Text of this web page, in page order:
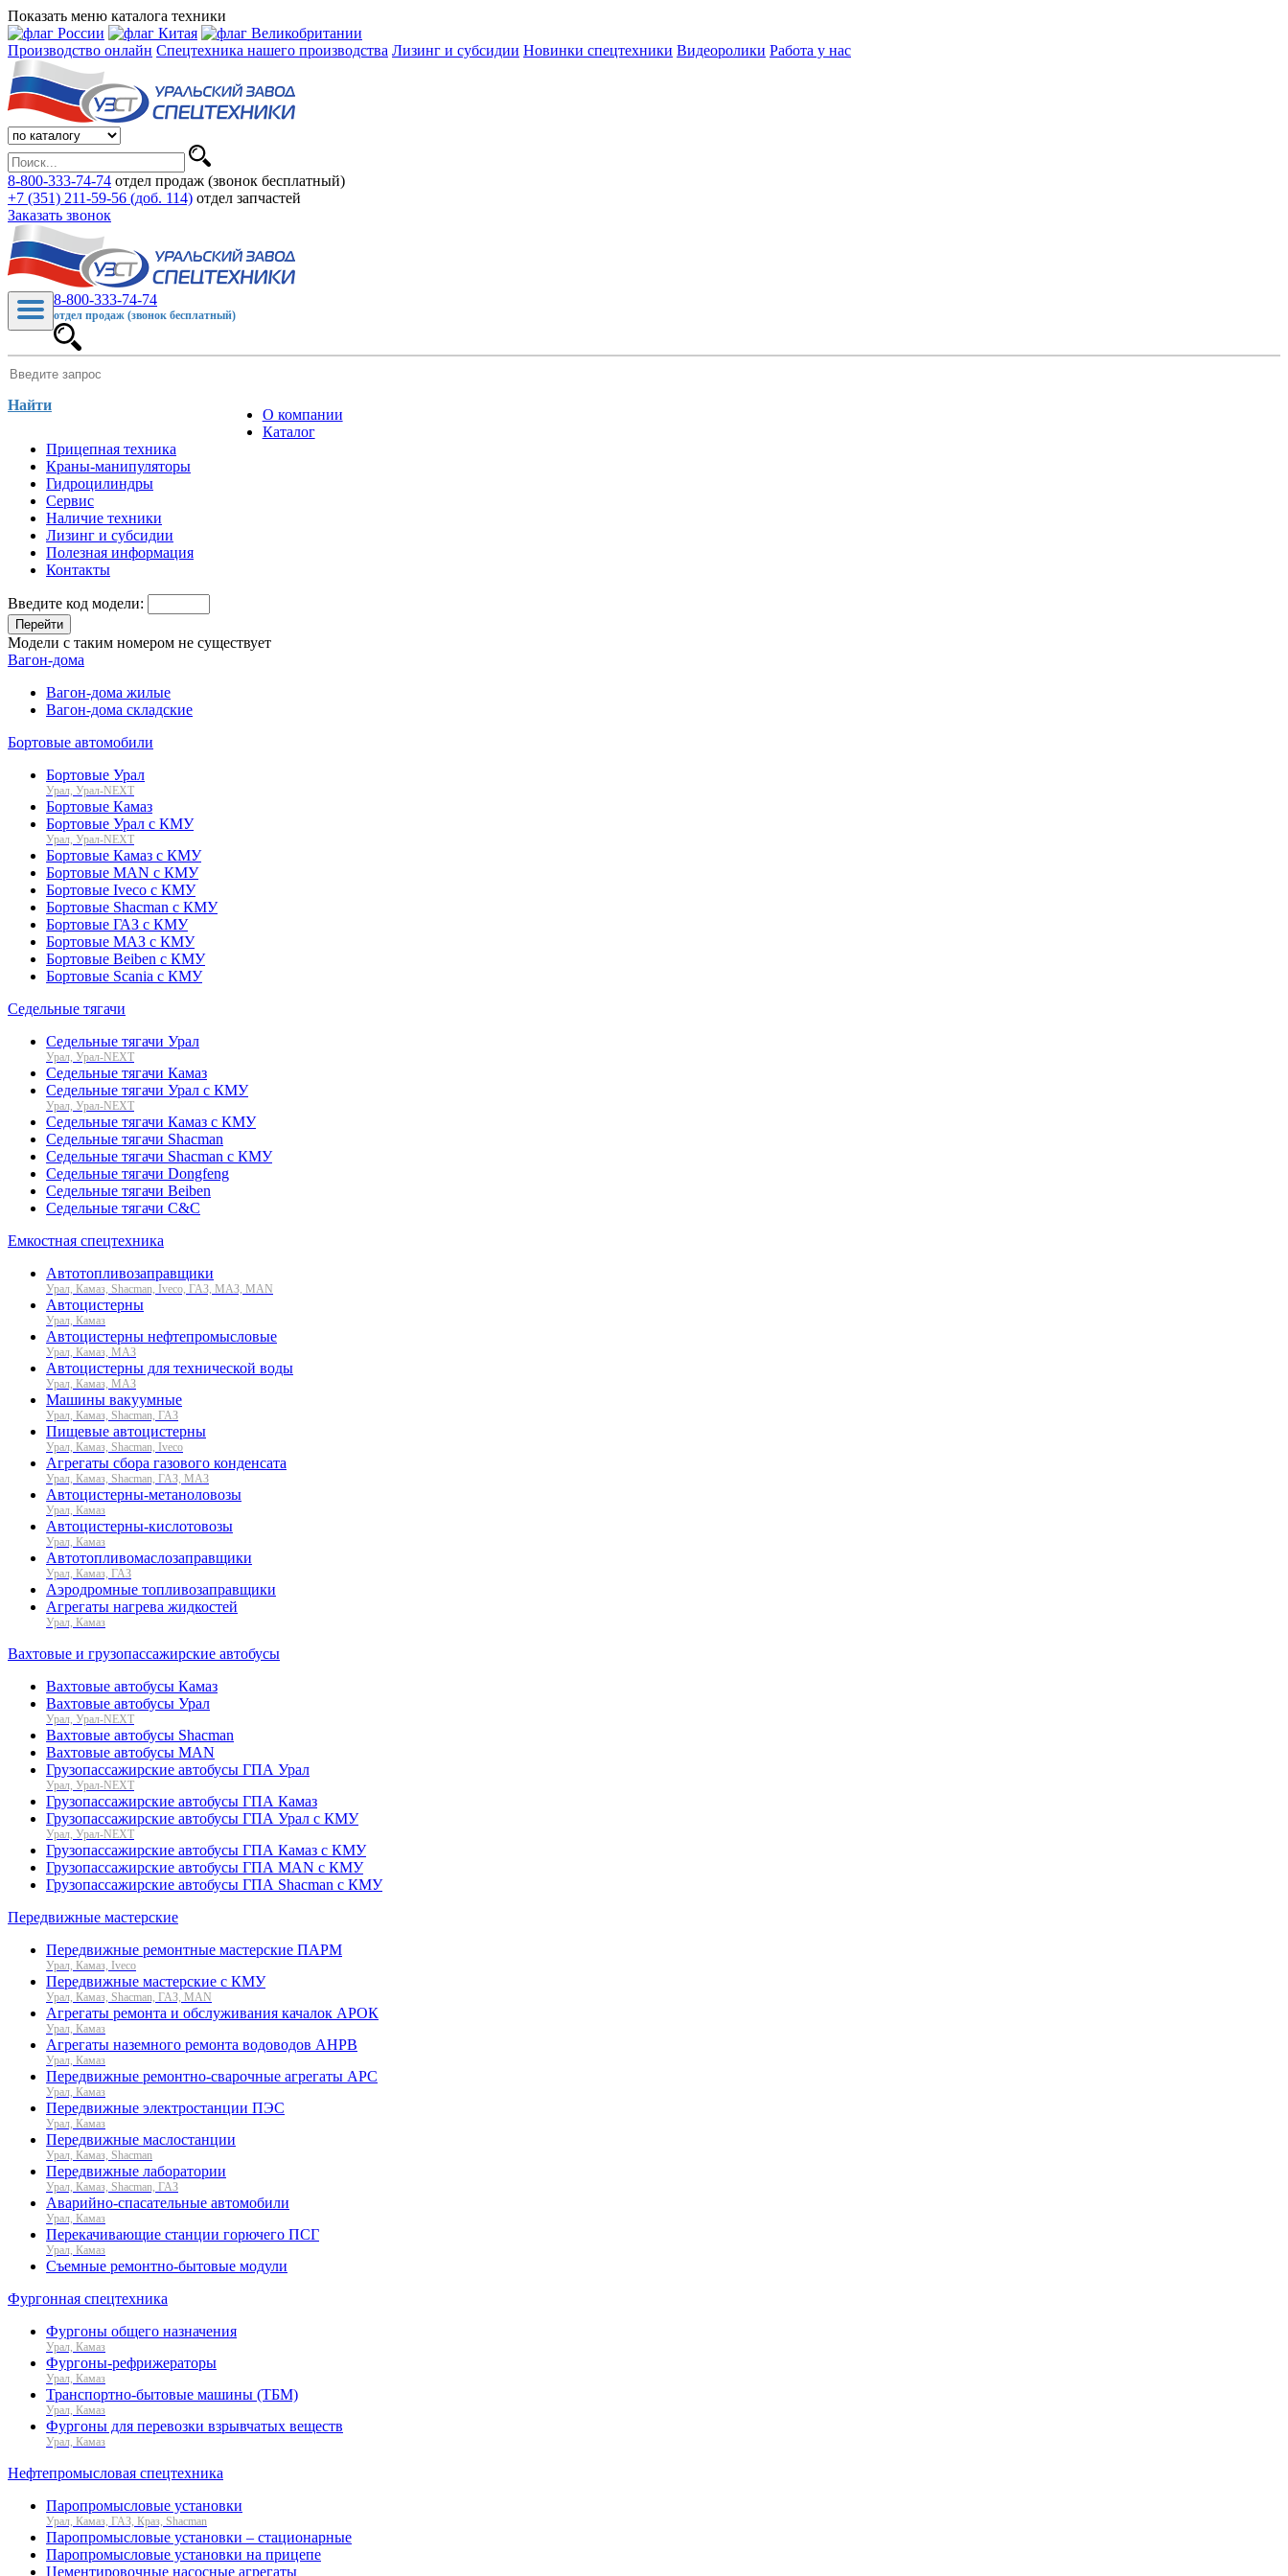
Показать меню каталога техники
Производство онлайн Спецтехника нашего производства Лизинг и субсидии Новинки спецтехники Видеоролики Работа у нас
8-800-333-74-74 отдел продаж (звонок бесплатный)
+7 (351) 211-59-56 (доб. 114) отдел запчастей
Заказать звонок
8-800-333-74-74
отдел продаж (звонок бесплатный)
Найти
О компании
Каталог
Прицепная техника
Краны-манипуляторы
Гидроцилиндры
Сервис
Наличие техники
Лизинг и субсидии
Полезная информация
Контакты
Введите код модели:
Перейти
Модели с таким номером не существует
Вагон-дома
Вагон-дома жилые
Вагон-дома складские
Бортовые автомобили
Бортовые Урал
Урал, Урал-NEXT
Бортовые Камаз
Бортовые Урал с КМУ
Урал, Урал-NEXT
Бортовые Камаз с КМУ
Бортовые MAN с КМУ
Бортовые Iveco с КМУ
Бортовые Shacman с КМУ
Бортовые ГАЗ с КМУ
Бортовые МАЗ с КМУ
Бортовые Beiben с КМУ
Бортовые Scania с КМУ
Седельные тягачи
Седельные тягачи Урал
Урал, Урал-NEXT
Седельные тягачи Камаз
Седельные тягачи Урал с КМУ
Урал, Урал-NEXT
Седельные тягачи Камаз с КМУ
Седельные тягачи Shacman
Седельные тягачи Shacman с КМУ
Седельные тягачи Dongfeng
Седельные тягачи Beiben
Седельные тягачи C&C
Емкостная спецтехника
Автотопливозаправщики
Урал, Камаз, Shacman, Iveco, ГАЗ, МАЗ, MAN
Автоцистерны
Урал, Камаз
Автоцистерны нефтепромысловые
Урал, Камаз, МАЗ
Автоцистерны для технической воды
Урал, Камаз, МАЗ
Машины вакуумные
Урал, Камаз, Shacman, ГАЗ
Пищевые автоцистерны
Урал, Камаз, Shacman, Iveco
Агрегаты сбора газового конденсата
Урал, Камаз, Shacman, ГАЗ, МАЗ
Автоцистерны-метаноловозы
Урал, Камаз
Автоцистерны-кислотовозы
Урал, Камаз
Автотопливомаслозаправщики
Урал, Камаз, ГАЗ
Аэродромные топливозаправщики
Агрегаты нагрева жидкостей
Урал, Камаз
Вахтовые и грузопассажирские автобусы
Вахтовые автобусы Камаз
Вахтовые автобусы Урал
Урал, Урал-NEXT
Вахтовые автобусы Shacman
Вахтовые автобусы MAN
Грузопассажирские автобусы ГПА Урал
Урал, Урал-NEXT
Грузопассажирские автобусы ГПА Камаз
Грузопассажирские автобусы ГПА Урал с КМУ
Урал, Урал-NEXT
Грузопассажирские автобусы ГПА Камаз с КМУ
Грузопассажирские автобусы ГПА MAN с КМУ
Грузопассажирские автобусы ГПА Shacman с КМУ
Передвижные мастерские
Передвижные ремонтные мастерские ПАРМ
Урал, Камаз, Iveco
Передвижные мастерские с КМУ
Урал, Камаз, Shacman, ГАЗ, MAN
Агрегаты ремонта и обслуживания качалок АРОК
Урал, Камаз
Агрегаты наземного ремонта водоводов АНРВ
Урал, Камаз
Передвижные ремонтно-сварочные агрегаты АРС
Урал, Камаз
Передвижные электростанции ПЭС
Урал, Камаз
Передвижные маслостанции
Урал, Камаз, Shacman
Передвижные лаборатории
Урал, Камаз, Shacman, ГАЗ
Аварийно-спасательные автомобили
Урал, Камаз
Перекачивающие станции горючего ПСГ
Урал, Камаз
Съемные ремонтно-бытовые модули
Фургонная спецтехника
Фургоны общего назначения
Урал, Камаз
Фургоны-рефрижераторы
Урал, Камаз
Транспортно-бытовые машины (ТБМ)
Урал, Камаз
Фургоны для перевозки взрывчатых веществ
Урал, Камаз
Нефтепромысловая спецтехника
Паропромысловые установки
Урал, Камаз, ГАЗ, Краз, Shacman
Паропромысловые установки – стационарные
Паропромысловые установки на прицепе
Цементировочные насосные агрегаты